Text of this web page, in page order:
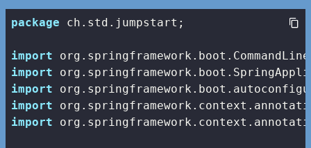
package ch.std.jumpstart;
import
import
import
import
import